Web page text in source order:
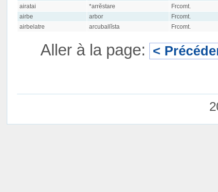
airatai
*arrĕstare
Frcomt.
airbe
arbor
Frcomt.
airbelatre
arcuballĭsta Frcomt.
Aller à la page: <